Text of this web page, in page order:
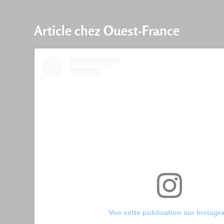
Article chez Ouest-France
Voir cette publication sur